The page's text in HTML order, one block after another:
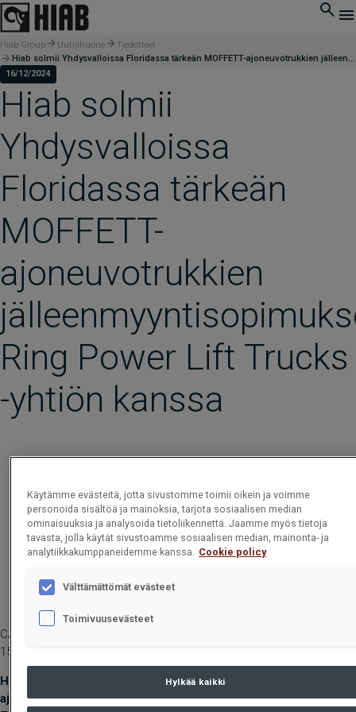
Hiab Group Uutishuone
Tiedotteet
Hiab solmii Yhdysvalloissa Floridassa tärkeän MOFFETT-ajoneuvotrukkien jälleenmyyntisopimuksen Ring Power Lift Trucks -yhtiön kanssa
16/12/2024
Hiab solmii
Yhdysvalloissa
Floridassa tärkeän
MOFFETT-
ajoneuvotrukkien
Ring Power Lift Trucks
-yhtiön kanssa
CARGOTEC OYJ, LEHDISTÖTIEDOTE, 16. JOULUKUUTA 2024 KLO
15.00
Hiab solmii Yhdysvalloissa Floridassa tärkeän MOFFETT-
ajoneuvotrukkien jälleenmyyntisopimuksen Ring Power Lift
Käytämme evästeitä, jotta sivustomme toimii oikein ja voimme
personoida sisältöä ja mainoksia, tarjota sosiaalisen median
ominaisuuksia ja analysoida tietoliikennettä. Jaamme myös tietoja
tavasta, jolla käytät sivustoamme sosiaalisen median, mainonta- ja
analytiikkakumppaneidemme kanssa.
Cookie policy
Välttämättömät evästeet
Toimivuusevästeet
Hylkää kaikki